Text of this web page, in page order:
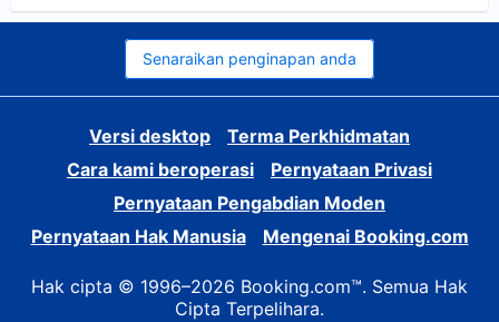
Senaraikan penginapan anda
Versi desktop
Terma Perkhidmatan
Cara kami beroperasi
Pernyataan Privasi
Pernyataan Pengabdian Moden
Pernyataan Hak Manusia
Mengenai Booking.com
Hak cipta © 1996–2026 Booking.com™. Semua Hak
Cipta Terpelihara.